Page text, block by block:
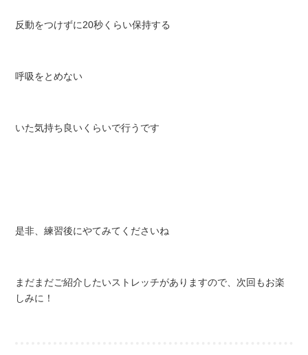
反動をつけずに20秒くらい保持する
呼吸をとめない
いた気持ち良いくらいで行うです
是非、練習後にやてみてくださいね
まだまだご紹介したいストレッチがありますので、次回もお楽
しみに！